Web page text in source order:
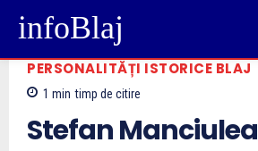
infoBlaj
PERSONALITĂȚI ISTORICE BLAJ
1 min timp de citire
Stefan Manciulea